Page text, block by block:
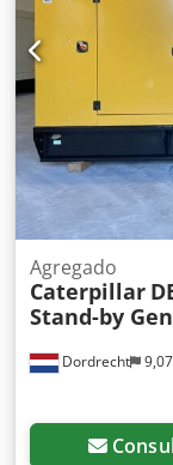
Dordrecht
Agregado
Caterpillar
Stand-by